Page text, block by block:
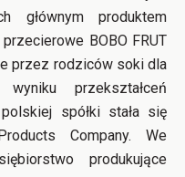
głównym produktem
BOBO FRUT
przez rodziców soki dla
przekształceń
polskiej spółki stała się
Company. We
produkujące